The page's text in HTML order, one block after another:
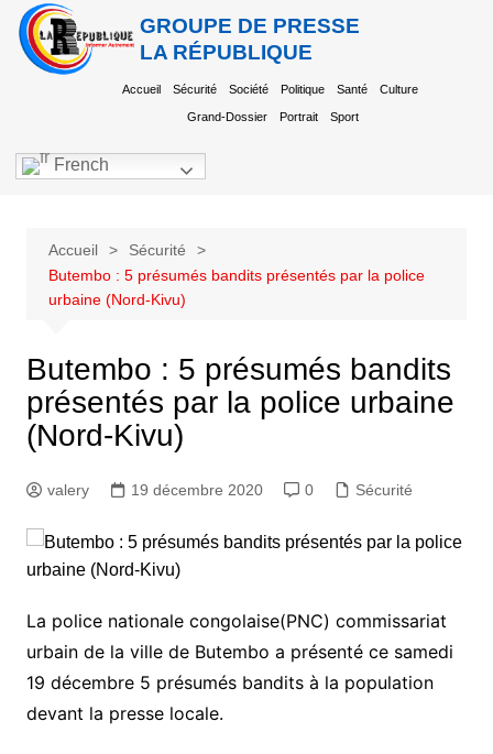
GROUPE DE PRESSE
LA RÉPUBLIQUE
Accueil Sécurité Société Politique Santé Culture
Grand-Dossier Portrait Sport
French
Accueil
Sécurité
Butembo : 5 présumés bandits présentés par la police
urbaine (Nord-Kivu)
Butembo : 5 présumés bandits
présentés par la police urbaine
(Nord-Kivu)
valery 19 décembre 2020 0 Sécurité
La police nationale congolaise(PNC) commissariat
urbain de la ville de Butembo a présenté ce samedi
19 décembre 5 présumés bandits à la population
devant la presse locale.